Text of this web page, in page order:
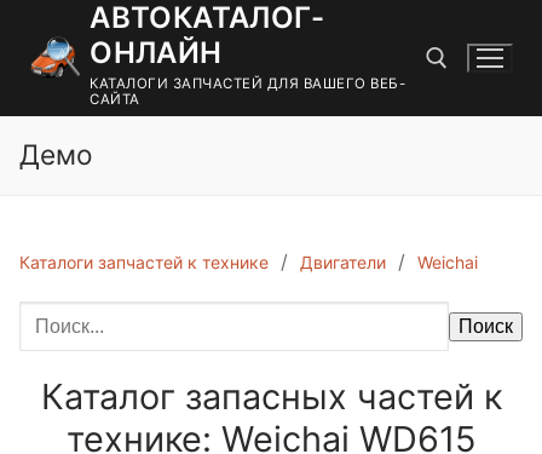
содержимому
АВТОКАТАЛОГ-
ОНЛАЙН
КАТАЛОГИ ЗАПЧАСТЕЙ ДЛЯ ВАШЕГО ВЕБ-
САЙТА
Демо
Каталоги запчастей к технике Двигатели Weichai
Поиск
Каталог запасных частей к
технике: Weichai WD615